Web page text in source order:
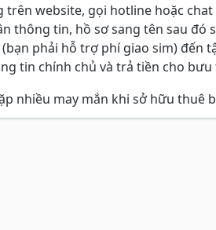
trên website, gọi hotline hoặc chat
thông tin, hồ sơ sang tên sau đó
phải hỗ trợ phí giao sim) đến
tin chính chủ và trả tiền cho bưu
nhiều may mắn khi sở hữu thuê